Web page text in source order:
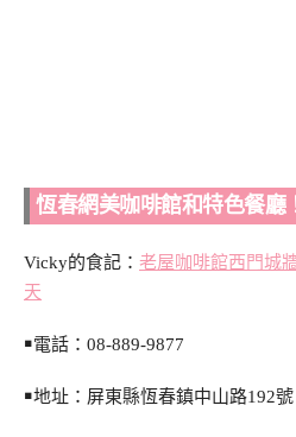
恆春網美咖啡館和特色餐廳
Vicky的食記： 老屋咖啡館西門城
天
￭電話： 08-889-9877
￭地址：屏東縣恆春鎮中山路192號